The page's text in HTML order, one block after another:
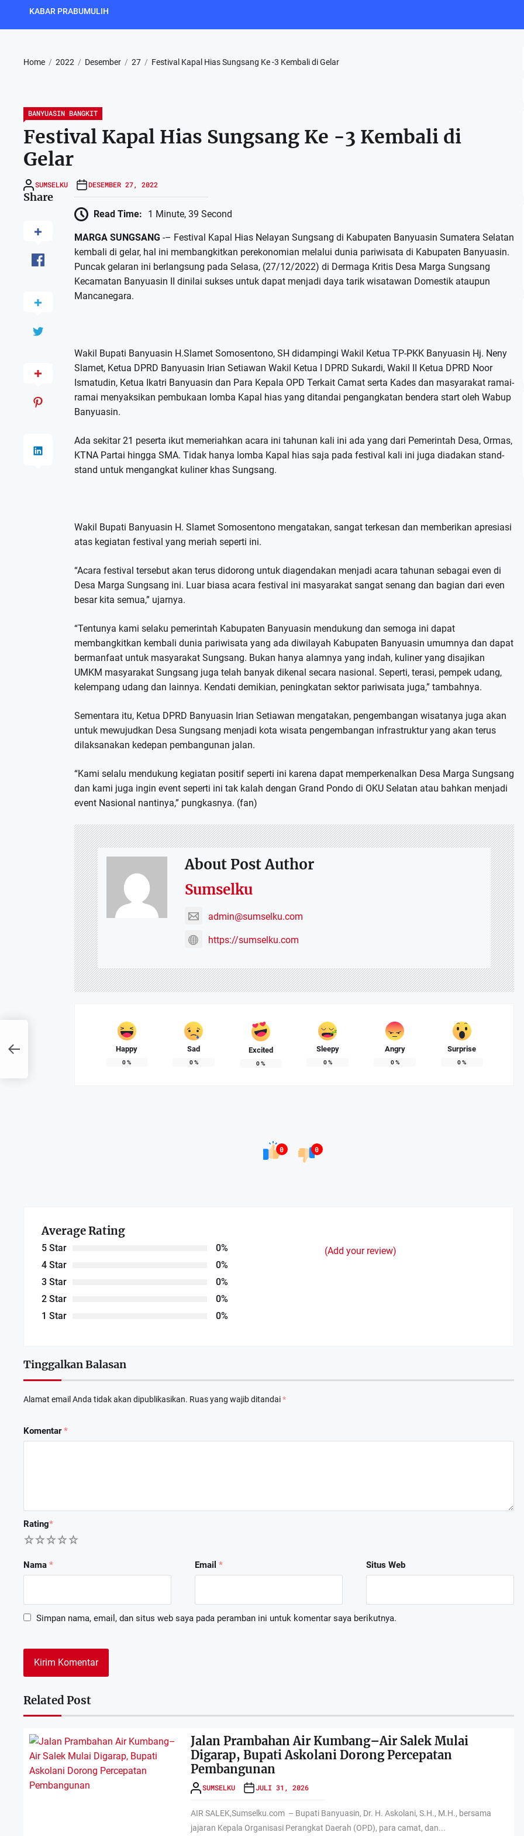
KABAR PRABUMULIH
Home 2022 Desember 27 Festival Kapal Hias Sungsang Ke -3 Kembali di Gelar
BANYUASIN BANGKIT
Festival Kapal Hias Sungsang Ke -3 Kembali di
Gelar
SUMSELKU DESEMBER 27, 2022
Share
Read Time: 1 Minute, 39 Second
MARGA SUNGSANG -– Festival Kapal Hias Nelayan Sungsang di Kabupaten Banyuasin Sumatera Selatan
kembali di gelar, hal ini membangkitkan perekonomian melalui dunia pariwisata di Kabupaten Banyuasin.
Puncak gelaran ini berlangsung pada Selasa, (27/12/2022) di Dermaga Kritis Desa Marga Sungsang
Kecamatan Banyuasin II dinilai sukses untuk dapat menjadi daya tarik wisatawan Domestik ataupun
Mancanegara.
Wakil Bupati Banyuasin H.Slamet Somosentono, SH didampingi Wakil Ketua TP-PKK Banyuasin Hj. Neny
Slamet, Ketua DPRD Banyuasin Irian Setiawan Wakil Ketua I DPRD Sukardi, Wakil II Ketua DPRD Noor
Ismatudin, Ketua Ikatri Banyuasin dan Para Kepala OPD Terkait Camat serta Kades dan masyarakat ramai-
ramai menyaksikan pembukaan lomba Kapal hias yang ditandai pengangkatan bendera start oleh Wabup
Banyuasin.
Ada sekitar 21 peserta ikut memeriahkan acara ini tahunan kali ini ada yang dari Pemerintah Desa, Ormas,
KTNA Partai hingga SMA. Tidak hanya lomba Kapal hias saja pada festival kali ini juga diadakan stand-
stand untuk mengangkat kuliner khas Sungsang.
Wakil Bupati Banyuasin H. Slamet Somosentono mengatakan, sangat terkesan dan memberikan apresiasi
atas kegiatan festival yang meriah seperti ini.
“Acara festival tersebut akan terus didorong untuk diagendakan menjadi acara tahunan sebagai even di
Desa Marga Sungsang ini. Luar biasa acara festival ini masyarakat sangat senang dan bagian dari even
besar kita semua,” ujarnya.
“Tentunya kami selaku pemerintah Kabupaten Banyuasin mendukung dan semoga ini dapat
membangkitkan kembali dunia pariwisata yang ada diwilayah Kabupaten Banyuasin umumnya dan dapat
bermanfaat untuk masyarakat Sungsang. Bukan hanya alamnya yang indah, kuliner yang disajikan
UMKM masyarakat Sungsang juga telah banyak dikenal secara nasional. Seperti, terasi, pempek udang,
kelempang udang dan lainnya. Kendati demikian, peningkatan sektor pariwisata juga,” tambahnya.
Sementara itu, Ketua DPRD Banyuasin Irian Setiawan mengatakan, pengembangan wisatanya juga akan
untuk mewujudkan Desa Sungsang menjadi kota wisata pengembangan infrastruktur yang akan terus
dilaksanakan kedepan pembangunan jalan.
“Kami selalu mendukung kegiatan positif seperti ini karena dapat memperkenalkan Desa Marga Sungsang
dan kami juga ingin event seperti ini tak kalah dengan Grand Pondo di OKU Selatan atau bahkan menjadi
event Nasional nantinya,” pungkasnya. (fan)
About Post Author
Sumselku
admin@sumselku.com
https://sumselku.com
Happy
0%
Sad
0%
Excited
0%
Sleepy
0%
Angry
0%
Surprise
0%
0 0
Average Rating
5 Star
0%
4 Star
0%
3 Star
0%
2 Star
0%
1 Star
0%
(Add your review)
Tinggalkan Balasan
Alamat email Anda tidak akan dipublikasikan. Ruas yang wajib ditandai*
Komentar*
Rating*
5
4
3
2
Nama * Email* Situs Web
Simpan nama, email, dan situs web saya pada peramban ini untuk komentar saya berikutnya.
Related Post
Jalan Prambahan Air Kumbang–Air Salek Mulai
Digarap, Bupati Askolani Dorong Percepatan
Pembangunan
SUMSELKU JULI 31, 2026
AIR SALEK,Sumselku.com – Bupati Banyuasin, Dr. H. Askolani, S.H., M.H., bersama
jajaran Kepala Organisasi Perangkat Daerah (OPD), para camat, dan...
APRIL 6, 2026
RDP Komisi II DPRD Kabupaten Banyuasin Tekankan Kepatuhan Regulasi Perusahaan
FEBRUARI 26, 2026